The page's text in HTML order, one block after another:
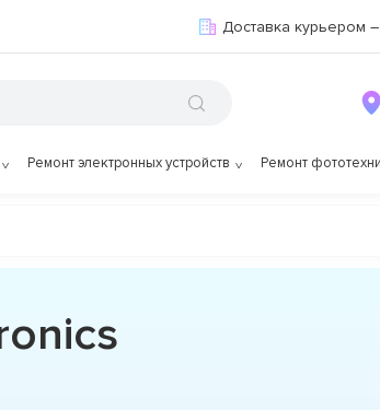
Доставка курьером
Ремонт электронных устройств Ремонт